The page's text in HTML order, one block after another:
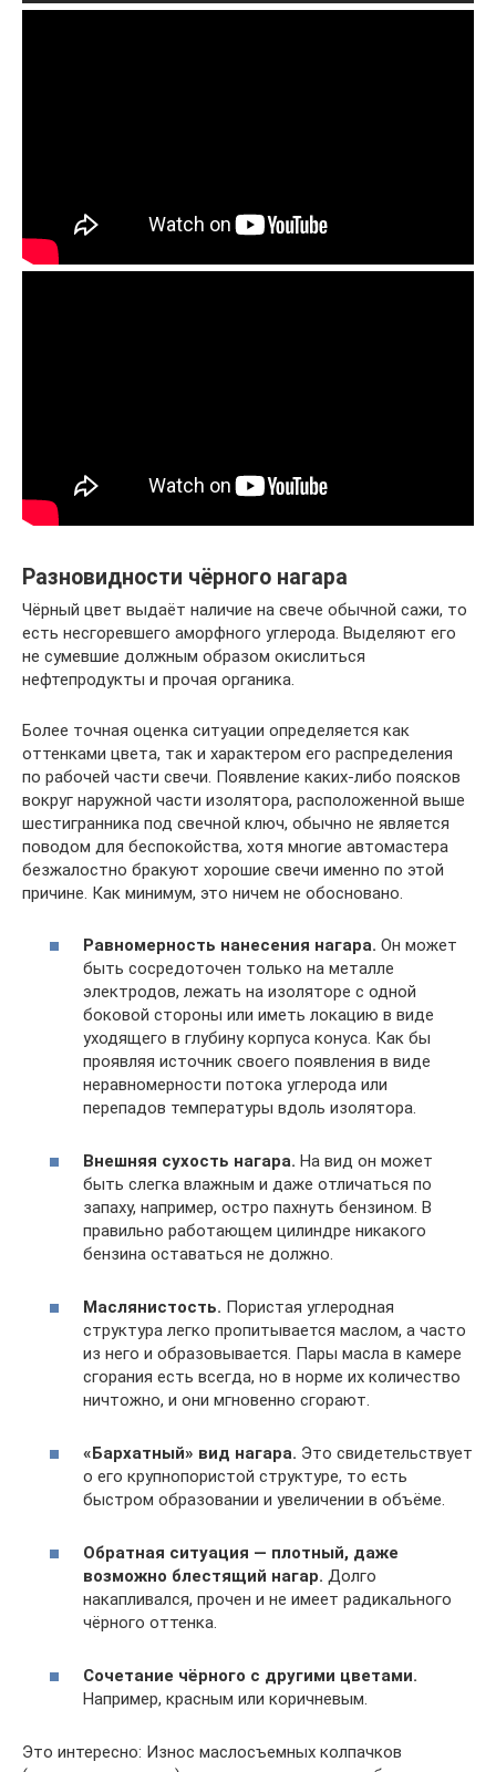
Разновидности чёрного нагара
Чёрный цвет выдаёт наличие на свече обычной сажи, то
есть несгоревшего аморфного углерода. Выделяют его
не сумевшие должным образом окислиться
нефтепродукты и прочая органика.
Более точная оценка ситуации определяется как
оттенками цвета, так и характером его распределения
по рабочей части свечи. Появление каких-либо поясков
вокруг наружной части изолятора, расположенной выше
шестигранника под свечной ключ, обычно не является
поводом для беспокойства, хотя многие автомастера
безжалостно бракуют хорошие свечи именно по этой
причине. Как минимум, это ничем не обосновано.
Равномерность нанесения нагара. Он может
быть сосредоточен только на металле
электродов, лежать на изоляторе с одной
боковой стороны или иметь локацию в виде
уходящего в глубину корпуса конуса. Как бы
проявляя источник своего появления в виде
неравномерности потока углерода или
перепадов температуры вдоль изолятора.
Внешняя сухость нагара. На вид он может
быть слегка влажным и даже отличаться по
запаху, например, остро пахнуть бензином. В
правильно работающем цилиндре никакого
бензина оставаться не должно.
Маслянистость. Пористая углеродная
структура легко пропитывается маслом, а часто
из него и образовывается. Пары масла в камере
сгорания есть всегда, но в норме их количество
ничтожно, и они мгновенно сгорают.
«Бархатный» вид нагара. Это свидетельствует
о его крупнопористой структуре, то есть
быстром образовании и увеличении в объёме.
Обратная ситуация — плотный, даже
возможно блестящий нагар. Долго
накапливался, прочен и не имеет радикального
чёрного оттенка.
Сочетание чёрного с другими цветами.
Например, красным или коричневым.
Это интересно: Износ маслосъемных колпачков